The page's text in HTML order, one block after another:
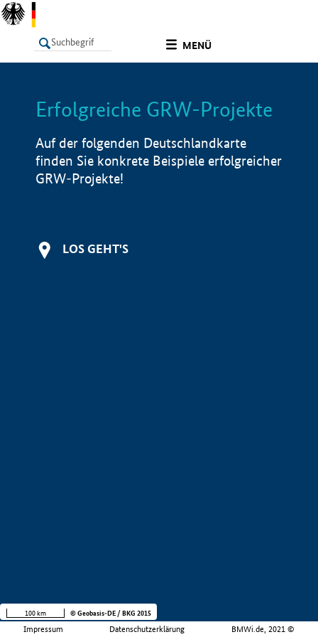
MENÜ
LISTE Info
Erfolgreiche GRW-Projekte
Auf der folgenden Deutschlandkarte
finden Sie konkrete Beispiele erfolgreicher
GRW-Projekte!
LOS GEHT'S
Impressum Datenschutzerklärung BMWi.de, 2021 ©
100 km © Geobasis-DE / BKG 2015